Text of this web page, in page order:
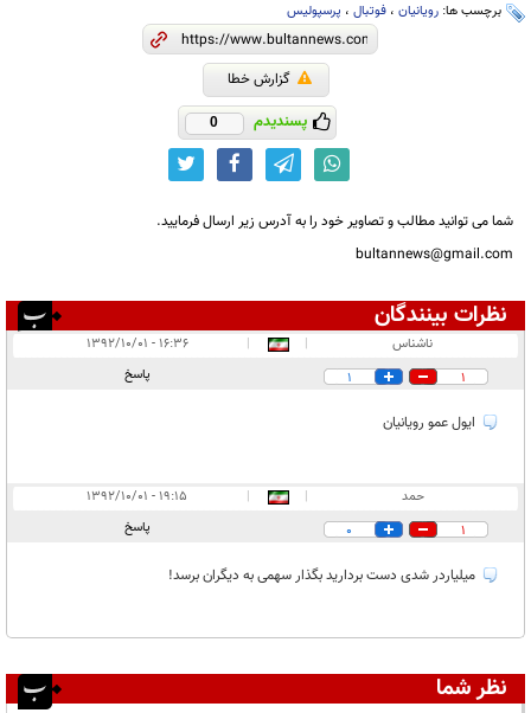
برچسب ها: رویانیان ، فوتبال ، پرسپولیس
گزارش خطا
پسندیدم 0
شما می توانید مطالب و تصاویر خود را به آدرس زیر ارسال فرمایید.
bultannews@gmail.com
نظرات بینندگان
در انتظار بررسی:۱
ناشناس |
|
۱۶:۳۶ - ۱۳۹۲/۱۰/۰۱
1
1 پاسخ
ایول عمو رویانیان
حمد |
|
۱۹:۱۵ - ۱۳۹۲/۱۰/۰۱
1
0 پاسخ
ميلياردر شدی دست برداريد بگذار سهمی به ديگران برسد!
نظر شما